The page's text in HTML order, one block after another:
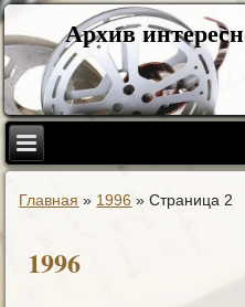
Архив
Главная » 1996 »Страница 2
1996